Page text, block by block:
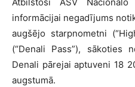
informācijai negadījums
augšējo starpnometni
(“Denali Pass”), sākoties
Denali pārejai aptuveni 18
augstumā.